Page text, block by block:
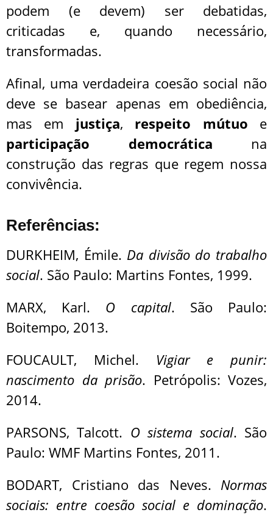
podem (e devem) ser debatidas,
criticadas e, quando necessário,
transformadas.
Afinal, uma verdadeira coesão social não
deve se basear apenas em obediência,
mas em justiça, respeito mútuo e
participação democrática na
construção das regras que regem nossa
convivência.
Referências:
DURKHEIM, Émile. Da divisão do trabalho
social. São Paulo: Martins Fontes, 1999.
MARX, Karl. O capital. São Paulo:
Boitempo, 2013.
FOUCAULT, Michel. Vigiar e punir:
nascimento da prisão. Petrópolis: Vozes,
2014.
PARSONS, Talcott. O sistema social. São
Paulo: WMF Martins Fontes, 2011.
BODART, Cristiano das Neves. Normas
sociais: entre coesão social e dominação.